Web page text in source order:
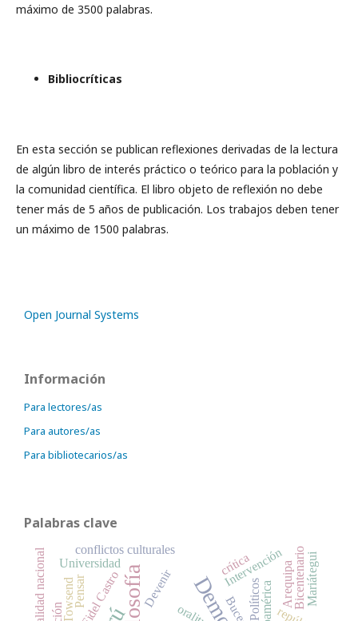
máximo de 3500 palabras.
Bibliocríticas
En esta sección se publican reflexiones derivadas de la lectura
de algún libro de interés práctico o teórico para la población y
la comunidad científica. El libro objeto de reflexión no debe
tener más de 5 años de publicación. Los trabajos deben tener
un máximo de 1500 palabras.
Open Journal Systems
Información
Para lectores/as
Para autores/as
Para bibliotecarios/as
Palabras clave
FilosofíaDevenir
Universidad Intervención
Fidel Castro
crítica Arequipa
conflictos culturales Bicentenario
Realidad nacional Políticos Mariátegui
Pensar